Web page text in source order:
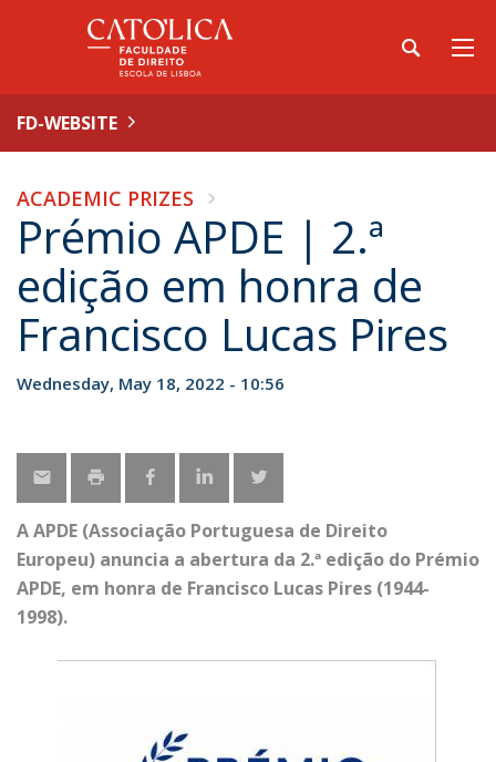
FD-WEBSITE
ACADEMIC PRIZES
Prémio APDE | 2.ª
edição em honra de
Francisco Lucas Pires
Wednesday, May 18, 2022 - 10:56
A APDE (Associação Portuguesa de Direito
Europeu) anuncia a abertura da 2.ª edição do Prémio
APDE, em honra de Francisco Lucas Pires (1944-
1998).